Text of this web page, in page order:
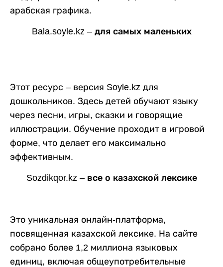
арабская графика.
Bala.soyle.kz – для самых маленьких
Этот ресурс – версия Soyle.kz для
дошкольников. Здесь детей обучают языку
через песни, игры, сказки и говорящие
иллюстрации. Обучение проходит в игровой
форме, что делает его максимально
эффективным.
Sozdikqor.kz – все о казахской лексике
Это уникальная онлайн-платформа,
посвященная казахской лексике. На сайте
собрано более 1,2 миллиона языковых
единиц, включая общеупотребительные